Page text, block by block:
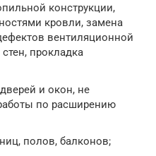
конструкции,
кровли, замена
вентиляционной
прокладка
и окон, не
по расширению
полов, балконов;